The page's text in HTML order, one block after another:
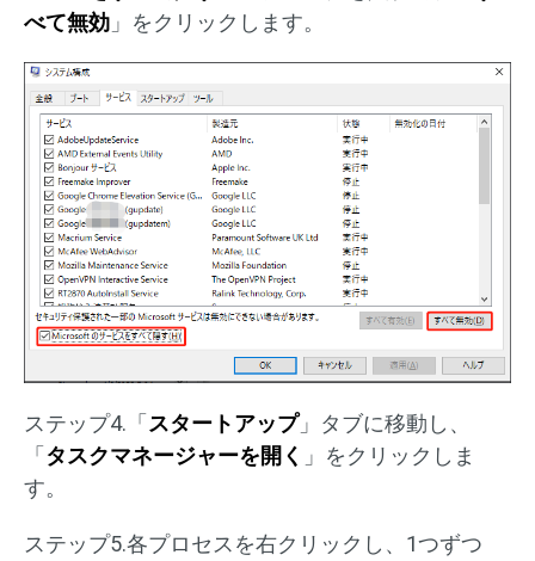
べて無効 」をクリックします。
ステップ4.「スタートアップ」タブに移動し、
「タスクマネージャーを開く 」をクリックしま
す。
ステップ5.各プロセスを右クリックし、1つずつ